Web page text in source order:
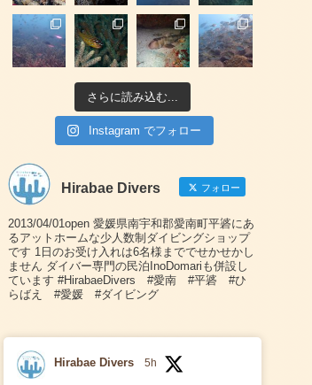
さらに読み込む...
Instagram でフォロー
Hirabae Divers フォロー
2013/04/01open 愛媛県南宇和郡愛南町平碆にあ
るアットホームな少人数制ダイビングショップ
です 1日のお受け入れは6名様まででせかせかし
ません ダイバー専門の民泊InoDomariも併設し
ています #HirabaeDivers #愛南 #平碆 #ひ
らばえ #愛媛 #ダイビング
Hirabae Divers 5h